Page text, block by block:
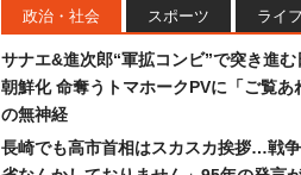
政治・社会 スポーツ ライ
サナエ&進次郎“軍拡コンビ”で突き進む
朝鮮化 命奪うトマホークPVに「ご覧あ
の無神経
長崎でも高市首相はスカスカ挨拶…戦